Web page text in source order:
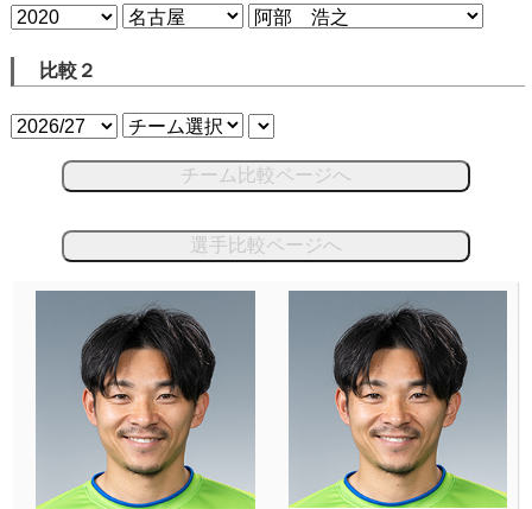
比較２
チーム比較ページへ
選手比較ページへ